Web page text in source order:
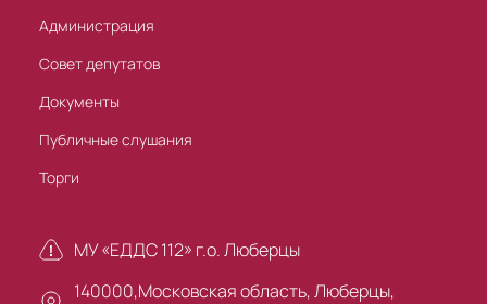
Администрация
Совет депутатов
Документы
Публичные слушания
Торги
МУ «ЕДДС 112» г.о. Люберцы
140000,Московская область, Люберцы,